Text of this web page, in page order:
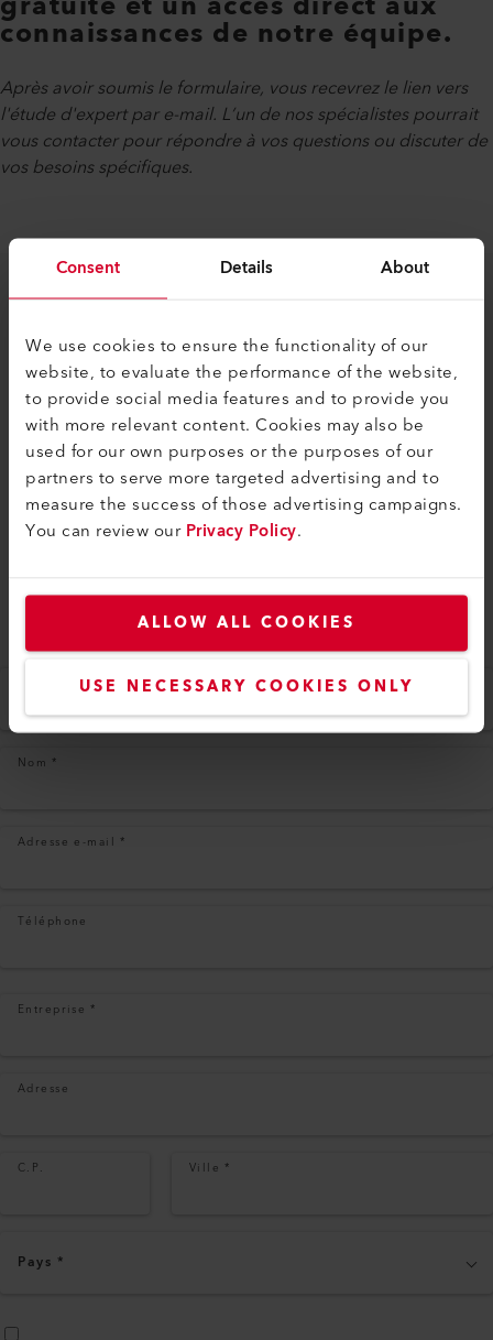
Consent Details About
We use cookies to ensure the functionality of our
website, to evaluate the performance of the website,
to provide social media features and to provide you
with more relevant content. Cookies may also be
used for our own purposes or the purposes of our
partners to serve more targeted advertising and to
measure the success of those advertising campaigns.
You can review ourPrivacy Policy.
ALLOW ALL COOKIES
USE NECESSARY COOKIES ONLY
connaissances de notre équipe.
Après avoir soumis le formulaire, vous recevrez le lien vers
l'étude d'expert par e-mail. L’un de nos spécialistes pourrait
vous contacter pour répondre à vos questions ou discuter de
vos besoins spécifiques.
CONTENU DE L'EXPERTISE
Management Summary
Introduction
Le marché des conteneurs en plastique
Évaluation économique de la réparation des
caisses-palettes en plastique
Étapes de travail
Conclusion
Nom *
Adresse e-mail *
Téléphone
Entreprise *
Adresse
C.P. Ville *
Pays *